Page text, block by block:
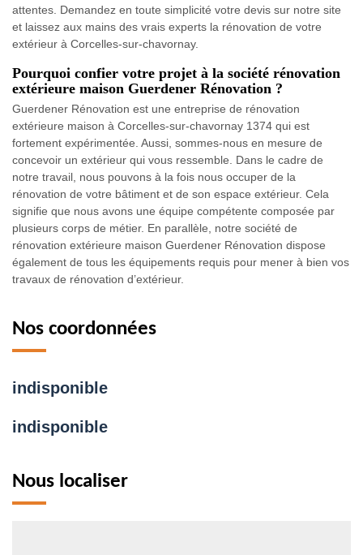
attentes. Demandez en toute simplicité votre devis sur notre site
et laissez aux mains des vrais experts la rénovation de votre
extérieur à Corcelles-sur-chavornay.
Pourquoi confier votre projet à la société rénovation
extérieure maison Guerdener Rénovation ?
Guerdener Rénovation est une entreprise de rénovation
extérieure maison à Corcelles-sur-chavornay 1374 qui est
fortement expérimentée. Aussi, sommes-nous en mesure de
concevoir un extérieur qui vous ressemble. Dans le cadre de
notre travail, nous pouvons à la fois nous occuper de la
rénovation de votre bâtiment et de son espace extérieur. Cela
signifie que nous avons une équipe compétente composée par
plusieurs corps de métier. En parallèle, notre société de
rénovation extérieure maison Guerdener Rénovation dispose
également de tous les équipements requis pour mener à bien vos
travaux de rénovation d’extérieur.
Nos coordonnées
indisponible
indisponible
Nous localiser